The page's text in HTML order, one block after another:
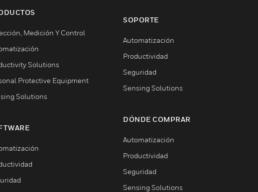
Medición Y Control
Solutions
Protective Equipment
Solutions
SOPORTE
Automatización
Productividad
Seguridad
Sensing Solutions
DÓNDE COMPRAR
Automatización
Productividad
Seguridad
Sensing Solutions